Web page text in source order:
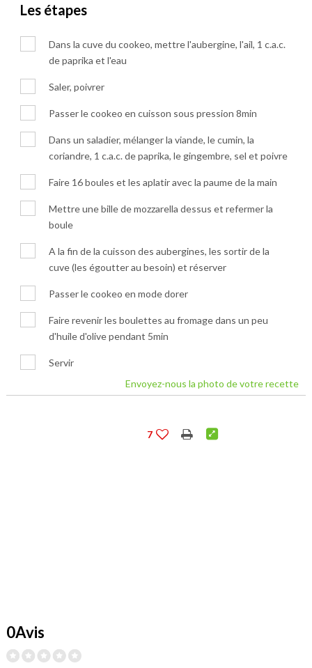
Les étapes
Dans la cuve du cookeo, mettre l'aubergine, l'ail, 1 c.a.c.
de paprika et l'eau
Saler, poivrer
Passer le cookeo en cuisson sous pression 8min
Dans un saladier, mélanger la viande, le cumin, la
coriandre, 1 c.a.c. de paprika, le gingembre, sel et poivre
Faire 16 boules et les aplatir avec la paume de la main
Mettre une bille de mozzarella dessus et refermer la
boule
A la fin de la cuisson des aubergines, les sortir de la
cuve (les égoutter au besoin) et réserver
Passer le cookeo en mode dorer
Faire revenir les boulettes au fromage dans un peu
d'huile d'olive pendant 5min
Servir
Envoyez-nous la photo de votre recette
7
0Avis